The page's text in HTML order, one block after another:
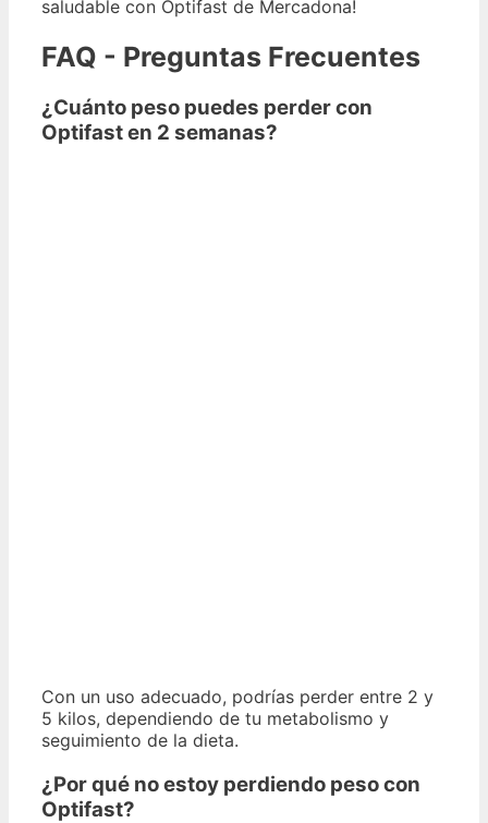
saludable con Optifast de Mercadona!
FAQ - Preguntas Frecuentes
¿Cuánto peso puedes perder con
Optifast en 2 semanas?
Con un uso adecuado, podrías perder entre 2 y
5 kilos, dependiendo de tu metabolismo y
seguimiento de la dieta.
¿Por qué no estoy perdiendo peso con
Optifast?